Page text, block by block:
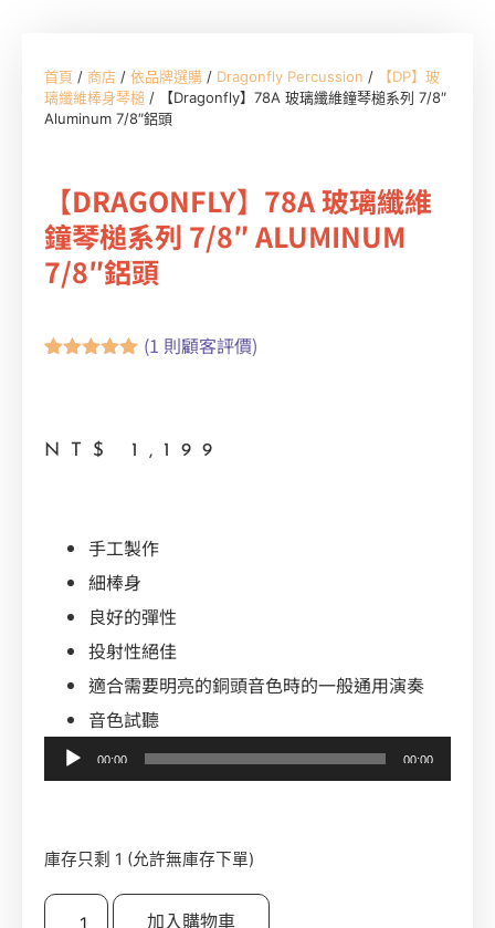
首頁 / 商店 / 依品牌選購 / Dragonfly Percussion /
【DP】玻
璃纖維棒身琴槌 / 【Dragonfly】78A 玻璃纖維鐘琴槌系列 7/8″
Aluminum 7/8″鋁頭
【DRAGONFLY】78A 玻璃纖維
鐘琴槌系列 7/8″ ALUMINUM
7/8″鋁頭
(1 則顧客評價)
NT$ 1,199
手工製作
細棒身
良好的彈性
投射性絕佳
適合需要明亮的銅頭音色時的一般通用演奏
音色試聽
訊
放
器
00:00 00:00
庫存只剩 1 (允許無庫存下單)
加入購物車